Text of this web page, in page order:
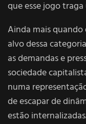
que esse jogo
Ainda mais
alvo dessa
as demandas e
sociedade
numa
de escapar de
estão